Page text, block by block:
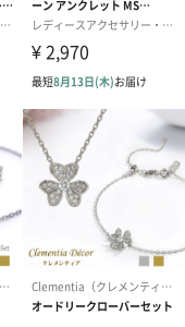
載ください。
字でお書きします。
字小文字が決まって
た内容の通りにお書き
トネーム （カリグ
ック体）でお書きしま